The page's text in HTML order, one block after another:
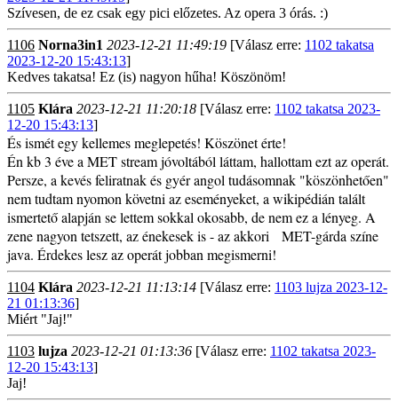
Szívesen, de ez csak egy pici előzetes. Az opera 3 órás. :)
1106 Norna3in1 2023-12-21 11:49:19 [Válasz erre: 1102 takatsa
2023-12-20 15:43:13]
Kedves takatsa! Ez (is) nagyon hűha! Köszönöm!
1105 Klára 2023-12-21 11:20:18 [Válasz erre: 1102 takatsa 2023-
12-20 15:43:13]
És ismét egy kellemes meglepetés! Köszönet érte!
Én kb 3 éve a MET stream jóvoltából láttam, hallottam ezt az operát.
Persze, a kevés feliratnak és gyér angol tudásomnak "köszönhetően"
nem tudtam nyomon követni az eseményeket, a wikipédián talált
ismertető alapján se lettem sokkal okosabb, de nem ez a lényeg. A
zene nagyon tetszett, az énekesek is - az akkori MET-gárda színe
java. Érdekes lesz az operát jobban megismerni!
1104 Klára 2023-12-21 11:13:14 [Válasz erre: 1103 lujza 2023-12-
21 01:13:36]
Miért "Jaj!"
1103 lujza 2023-12-21 01:13:36 [Válasz erre: 1102 takatsa 2023-
12-20 15:43:13]
Jaj!